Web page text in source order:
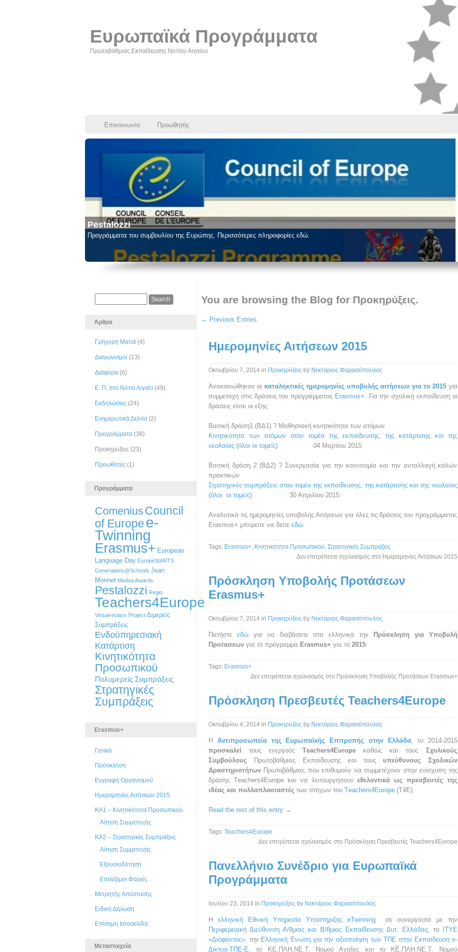
Ευρωπαϊκά Προγράμματα
Πρωτοβάθμιας Εκπαίδευσης Νοτίου Αιγαίου
Επικοινωνία Προωθητής
Pestalozzi
Προγράμματα του συμβουλίου της Ευρώπης. Περισσότερες πληροφορίες εδώ.
Άρθρα
Γρήγορη Ματιά (4)
Διαγωνισμοί (13)
Διάφορα (6)
Ε. Π. στο Νότιο Αιγαίο (49)
Εκδηλώσεις (24)
Ενημερωτικά Δελτία (2)
Προγράμματα (38)
Προκηρύξεις (23)
Προωθητές (1)
Προγράμματα
ComeniusCouncil
of Europee-
Twinning
Erasmus+ European
Language Day EuropeStARTS
Generations@Schools Jean
Monnet Medea Awards
Pestalozzi Regio
Teachers4Europe
Virtual eclass Project Διμερείς
Συμπράξεις
Ενδοϋπηρεσιακή
Κατάρτιση
Κινητικότητα
Προσωπικού
Πολυμερείς Συμπράξεις
Στρατηγικές
Συμπράξεις
Erasmus+
Γενικά
Πρόσκληση
Εγγραφή Οργανισμού
Ημερομηνίες Αιτήσεων 2015
ΚΑ1 – Κινητικότητα Προσωπικού
Αίτηση Συμμετοχής
ΚΑ2 – Στρατηγικές Συμπράξεις
Αίτηση Συμμετοχής
Εξουσιοδότηση
Επιλέξιμοι Φορείς
Μετρητής Απόστασης
Ειδική Δήλωση
Επίσημη Ιστοσελίδα
Μεταστοιχεία
You are browsing the Blog for Προκηρύξεις.
← Previous Entries
Ημερομηνίες Αιτήσεων 2015
Οκτωβρίου 7, 2014 in Προκηρύξεις by Νεκτάριος Φαρασόπουλος
Ανακοινώθηκαν οι καταληκτικές ημερομηνίες υποβολής αιτήσεων για το 2015 για
συμμετοχή στις δράσεις του προγράμματος Erasmus+. Για την σχολική εκπαίδευση οι
δράσεις είναι οι εξης:
Βασική δράση1 (ΒΔ1) ? Μαθησιακή κινητικότητα των ατόμων
Κινητικότητα των ατόμων στον τομέα της εκπαίδευσης, της κατάρτισης και της
νεολαίας (όλοι οι τομείς) 04 Μαρτίου 2015
Βασική δράση 2 (ΒΔ2) ? Συνεργασία για την καινοτομία και την ανταλλαγή καλών
πρακτικών
Στρατηγικές συμπράξεις στον τομέα της εκπαίδευσης, της κατάρτισης και της νεολαίας
(όλοι οι τομείς) 30 Απριλίου 2015
Αναλυτικά τις ημερομηνίες υποβολής Αιτήσεων για όλες τις δράσεις του προγράμματος
Erasmus+ μπορείτε να δείτε εδώ
Tags: Erasmus+, Κινητικότητα Προσωπικού, Στρατηγικές Συμπράξεις
Δεν επιτρέπεται σχολιασμός στο Ημερομηνίες Αιτήσεων 2015
Πρόσκληση Υποβολής Προτάσεων
Erasmus+
Οκτωβρίου 7, 2014 in Προκηρύξεις by Νεκτάριος Φαρασόπουλος
Πατήστε εδώγια να διαβάσετε στα ελληνικά την
Πρόσκληση για Υποβολή
Προτασεων για το πρόγραμμα Erasmus+ για το 2015.
Tags: Erasmus+
Δεν επιτρέπεται σχολιασμός στο Πρόσκληση Υποβολής Προτάσεων Erasmus+
Πρόσκληση Πρεσβευτές Teachers4Europe
Οκτωβρίου 4, 2014 in Προκηρύξεις by Νεκτάριος Φαρασόπουλος
Η Αντιπροσωπεία της Ευρωπαϊκής Επιτροπής στην Ελλάδα, το 2014-2015
προσκαλεί τους ενεργούςΤeachers4Εurope καθώς και τους Σχολικούς
Συμβούλους Πρωτοβάθμιας Εκπαίδευσης και τους υπεύθυνους Σχολικών
Δραστηριοτήτων Πρωτοβάθμιας που επιθυμούν να συμμετέχουν στην ενίσχυση της
δράσης Τeachers4Εurope και να λειτουργήσουνεθελοντικά ως πρεσβευτές της
ιδέας και πολλαπλασιαστές των στόχων του Τeachers4Εurope (Τ4Ε).
Read the rest of this entry →
Tags: Teachers4Europe
Δεν επιτρέπεται σχολιασμός στο Πρόσκληση Πρεσβευτές Teachers4Europe
Πανελλήνιο Συνέδριο για Ευρωπαϊκά
Προγράμματα
Ιουλίου 23, 2014 in Προκηρύξεις by Νεκτάριος Φαρασόπουλος
Ηελληνική Εθνική Υπηρεσία Υποστήριξης eTwinning σε συνεργασία με την
Περιφερειακή Διεύθυνση Α/θμιας και Β/θμιας Εκπαίδευσης Δυτ. Ελλάδας, τοITYE
«Διόφαντος», την Ελληνική Ένωση για την αξιοποίηση των ΤΠΕ στην Εκπαίδευση e-
Δίκτυο-ΤΠΕ-Ε, το ΚΕ.ΠΛΗ.ΝΕ.Τ. Νομού Αχαΐας και το ΚΕ.ΠΛΗ.ΝΕ.Τ. Νομού